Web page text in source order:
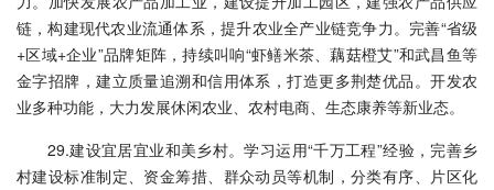
链，构建现代农业流通体系，提升农业全产业链竞争力。完善“省级
+区域+企业”品牌矩阵，持续叫响“虾鳝米茶、藕菇橙艾”和武昌鱼等
金字招牌，建立质量追溯和信用体系，打造更多荆楚优品。开发农
业多种功能，大力发展休闲农业、农村电商、生态康养等新业态。
29.建设宜居宜业和美乡村。学习运用“千万工程”经验，完善乡
村建设标准制定、资金筹措、群众动员等机制，分类有序、片区化